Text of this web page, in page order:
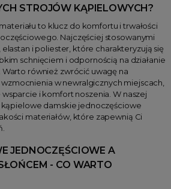
STROJÓW KĄPIELOWYCH?
to klucz do komfortu i trwałości
Najczęściej stosowanymi
elastan i poliester, które charakteryzują się
schnięciem i odpornością na działanie
również zwrócić uwagę na
w newralgicznych miejscach,
i komfort noszenia. W naszej
damskie jednoczęściowe
materiałów, które zapewnią Ci
JEDNOCZĘŚCIOWE A
- CO WARTO